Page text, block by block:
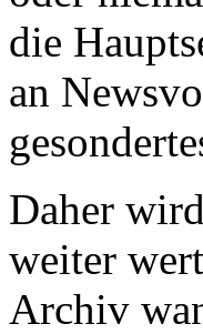
die
an
Daher
weiter
Archiv